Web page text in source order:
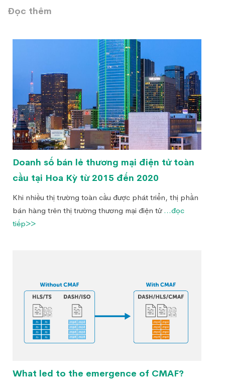
Đọc thêm
Doanh số bán lẻ thương mại điện tử toàn
cầu tại Hoa Kỳ từ 2015 đến 2020
Khi nhiều thị trường toàn cầu được phát triển, thị phần
bán hàng trên thị trường thương mại điện tử ...đọc
tiếp>>
What led to the emergence of CMAF?